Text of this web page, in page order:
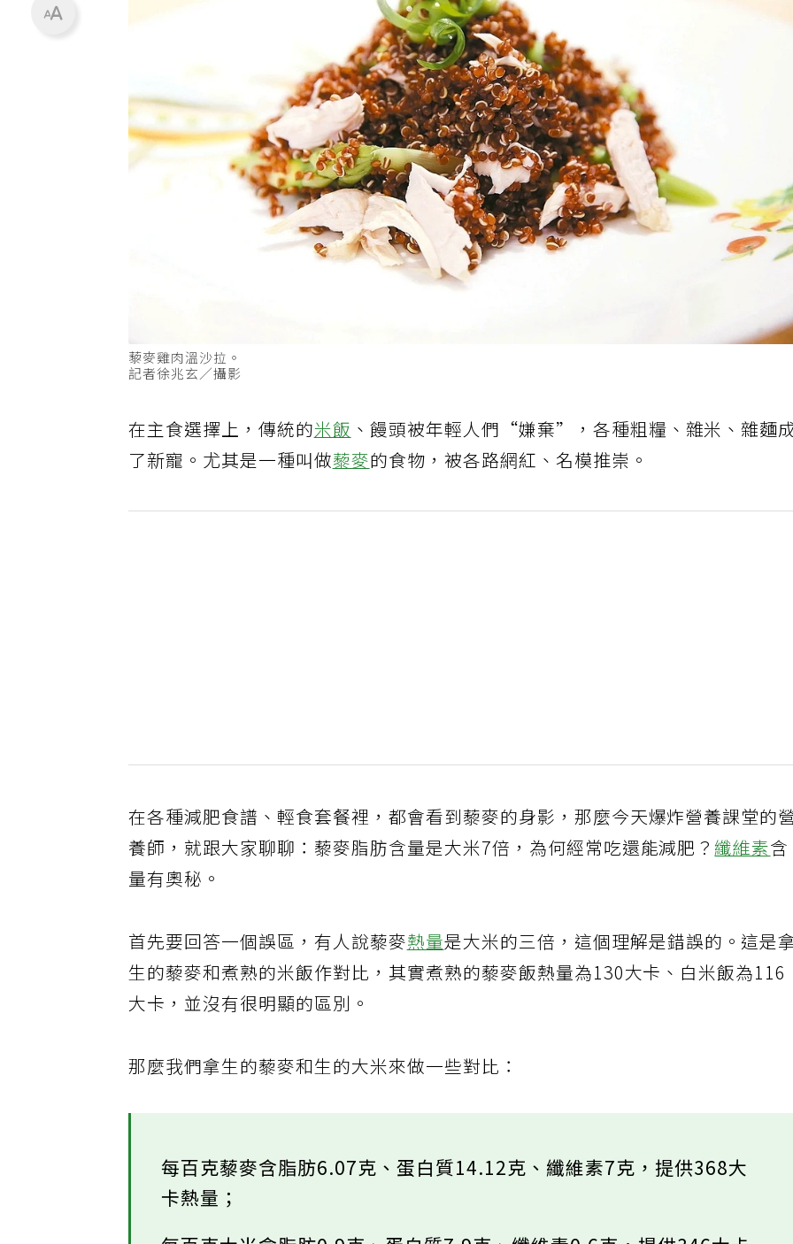
藜麥雞肉溫沙拉。
記者徐兆玄／攝影
在主食選擇上，傳統的米飯 、饅頭被年輕人們“嫌棄”，各種粗糧、雜米、雜麵
了新寵。尤其是一種叫做藜麥的食物，被各路網紅、名模推崇。
在各種減肥食譜、輕食套餐裡，都會看到藜麥的身影，那麼今天爆炸營養課堂的
養師，就跟大家聊聊：藜麥脂肪含量是大米7倍，為何經常吃還能減肥？纖維素含
量有奧秘。
首先要回答一個誤區，有人說藜麥熱量是大米的三倍，這個理解是錯誤的。這是
生的藜麥和煮熟的米飯作對比，其實煮熟的藜麥飯熱量為130大卡、白米飯為116
大卡，並沒有很明顯的區別。
那麼我們拿生的藜麥和生的大米來做一些對比：
每百克藜麥含脂肪6.07克、蛋白質14.12克、纖維素7克，提供368大
卡熱量；